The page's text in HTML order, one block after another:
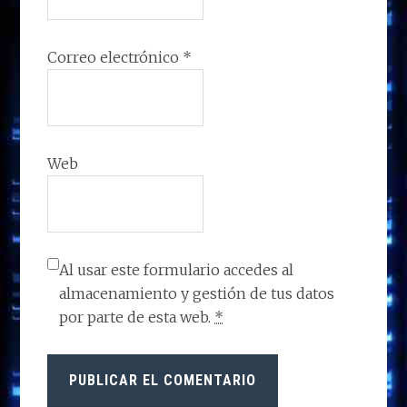
Correo electrónico *
Web
Al usar este formulario accedes al
almacenamiento y gestión de tus datos
por parte de esta web. *